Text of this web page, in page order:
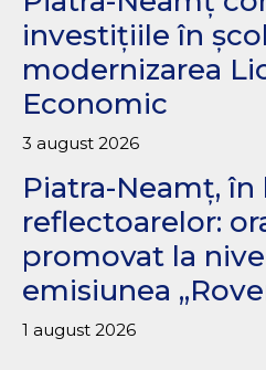
investițiile în
modernizarea
Economic
3 august 2026
Piatra-Neamț, în
reflectoarelor:
promovat la
emisiunea
1 august 2026